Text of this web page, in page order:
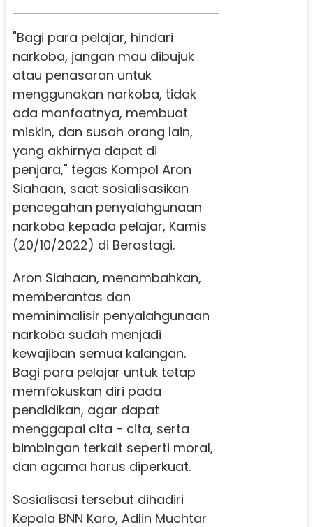
"Bagi para pelajar, hindari
narkoba, jangan mau dibujuk
atau penasaran untuk
menggunakan narkoba, tidak
ada manfaatnya, membuat
miskin, dan susah orang lain,
yang akhirnya dapat di
penjara," tegas Kompol Aron
Siahaan, saat sosialisasikan
pencegahan penyalahgunaan
narkoba kepada pelajar, Kamis
(20/10/2022) di Berastagi.
Aron Siahaan, menambahkan,
memberantas dan
meminimalisir penyalahgunaan
narkoba sudah menjadi
kewajiban semua kalangan.
Bagi para pelajar untuk tetap
memfokuskan diri pada
pendidikan, agar dapat
menggapai cita - cita, serta
bimbingan terkait seperti moral,
dan agama harus diperkuat.
Sosialisasi tersebut dihadiri
Kepala BNN Karo, Adlin Muchtar